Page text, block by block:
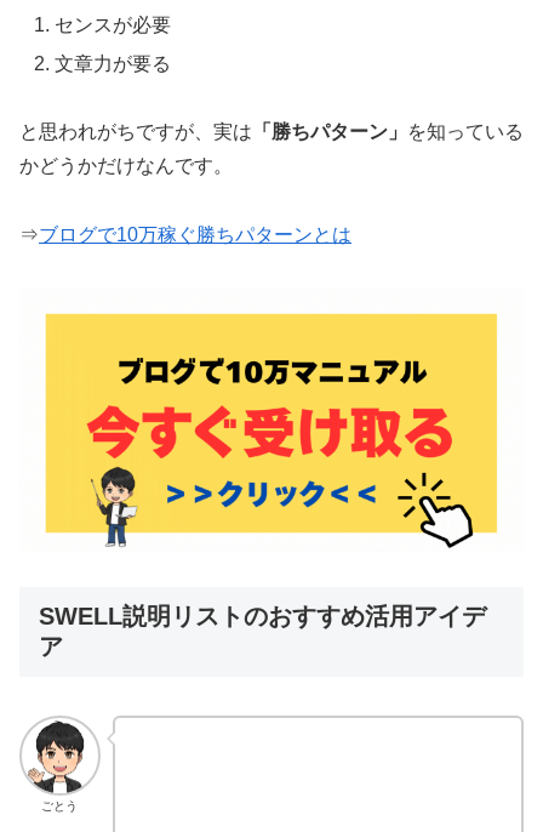
センスが必要
文章力が要る
と思われがちですが、実は 「勝ちパターン」
を知っている
かどうかだけなんです。
⇒ブログで10万稼ぐ勝ちパターンとは
SWELL説明リストのおすすめ活用アイデ
ア
ごとう